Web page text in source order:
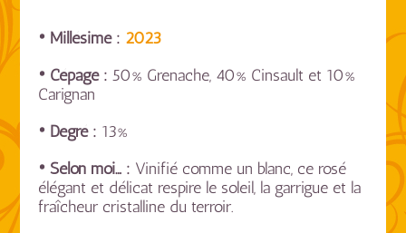
• Millésime : 2023
• Cépage : 50% Grenache, 40% Cinsault et 10%
Carignan
• Degré : 13%
• Selon moi… : Vinifié comme un blanc, ce rosé
élégant et délicat respire le soleil, la garrigue et la
fraîcheur cristalline du terroir.